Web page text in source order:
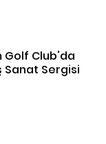
Golf Club'da
Sanat Sergisi